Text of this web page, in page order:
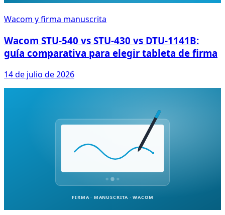
Wacom y firma manuscrita
Wacom STU-540 vs STU-430 vs DTU-1141B:
guía comparativa para elegir tableta de firma
14 de julio de 2026